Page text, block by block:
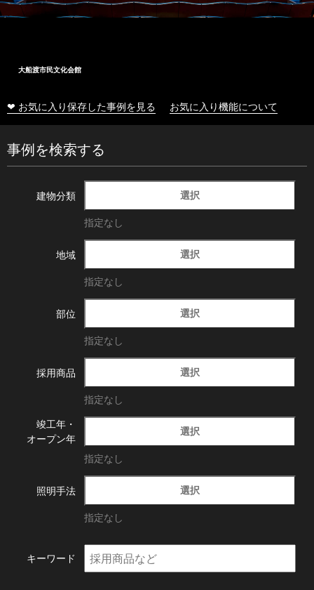
大船渡市民文化会館
❤ お気に入り保存した事例を見る お気に入り機能について
事例を検索する
建物分類 選択
指定なし
地域 選択
指定なし
部位 選択
指定なし
採用商品 選択
指定なし
竣工年・
オープン年
選択
指定なし
照明手法 選択
指定なし
キーワード